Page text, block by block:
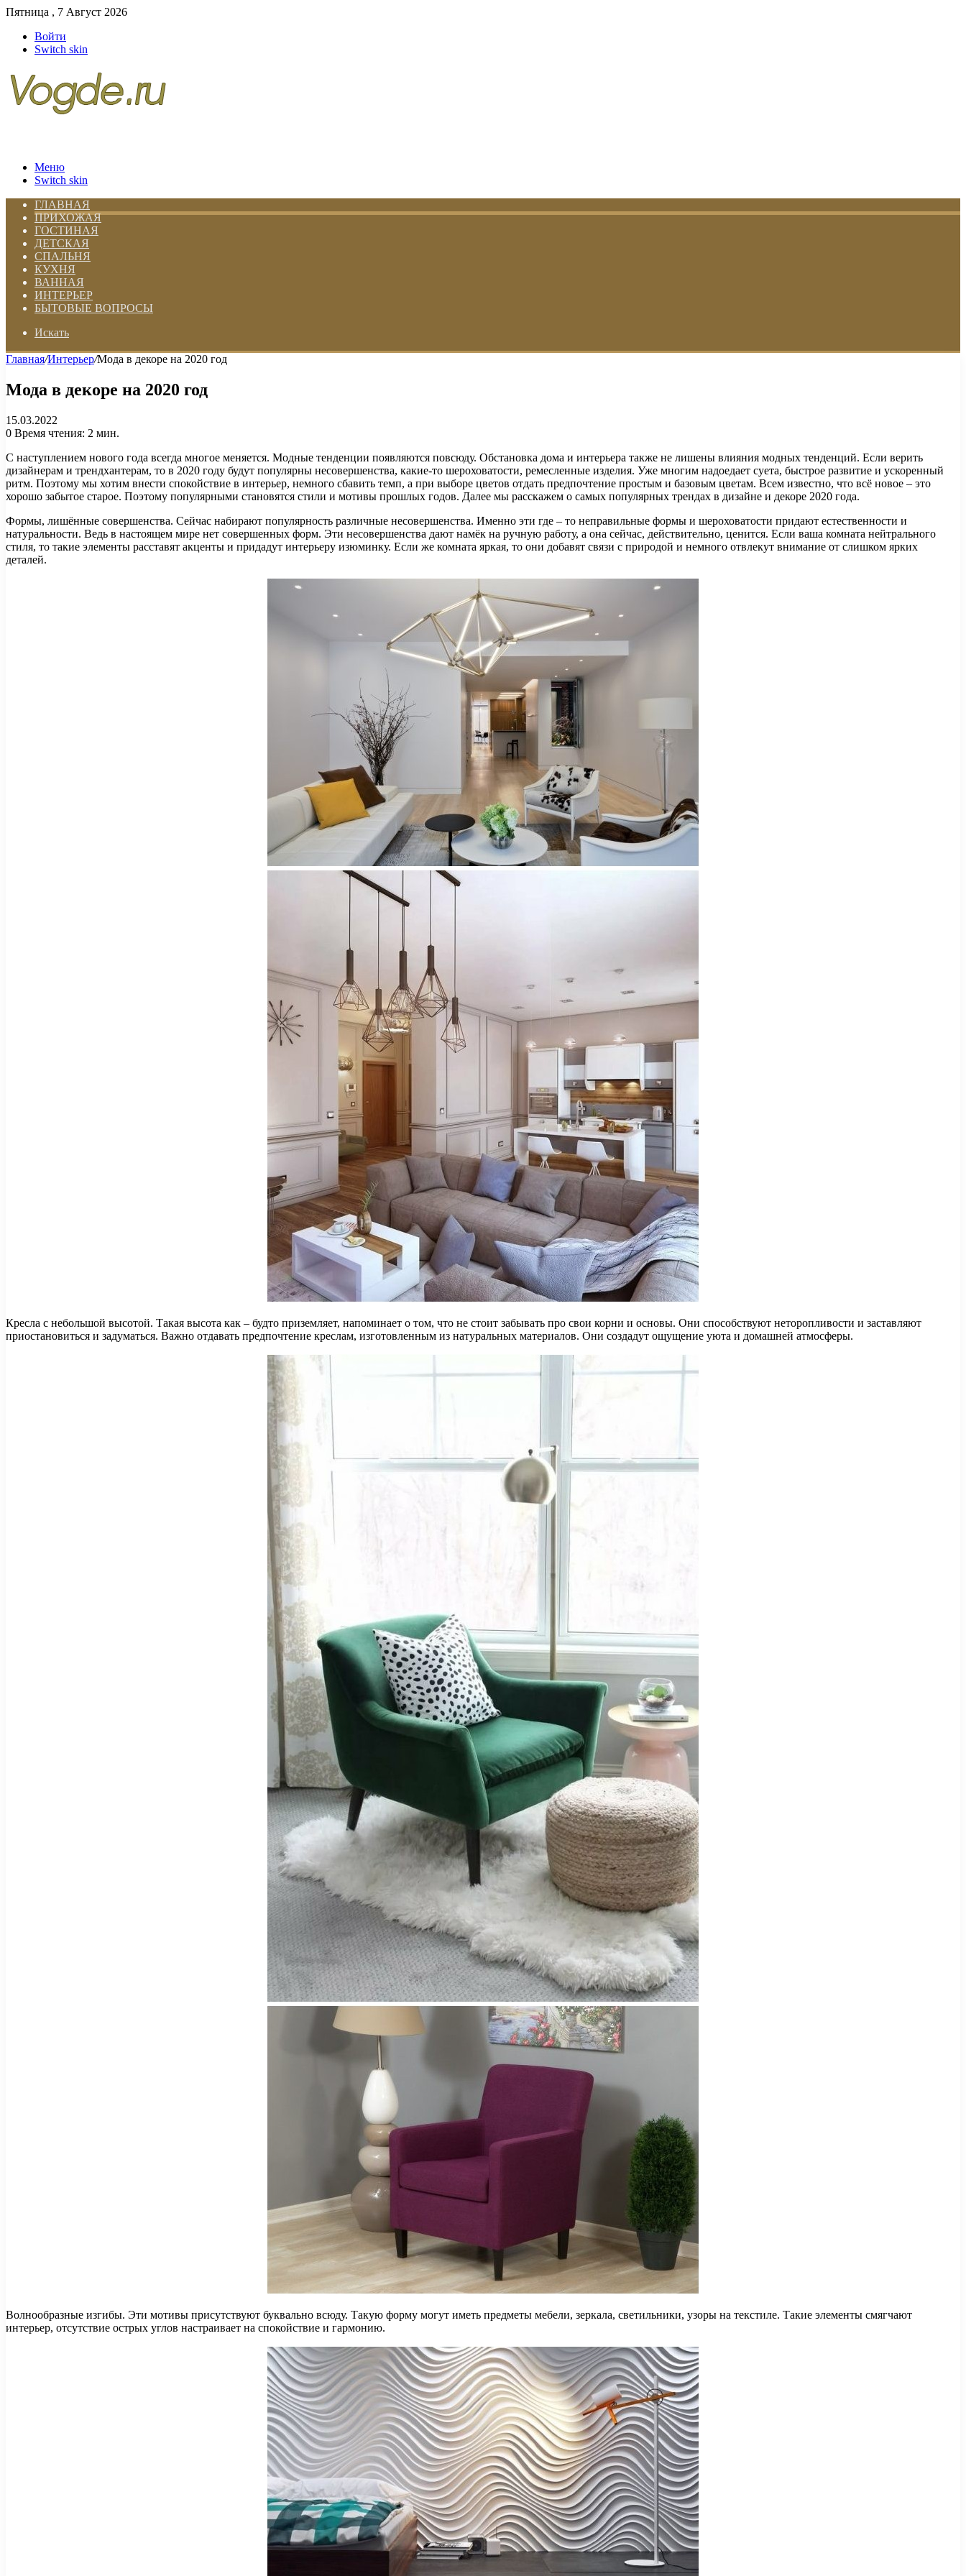
Пятница , 7 Август 2026
Войти
Switch skin
Меню
Switch skin
ГЛАВНАЯ
ПРИХОЖАЯ
ГОСТИНАЯ
ДЕТСКАЯ
СПАЛЬНЯ
КУХНЯ
ВАННАЯ
ИНТЕРЬЕР
БЫТОВЫЕ ВОПРОСЫ
Искать
Главная/Интерьер/Мода в декоре на 2020 год
Мода в декоре на 2020 год
15.03.2022
0 Время чтения: 2 мин.
С наступлением нового года всегда многое меняется. Модные тенденции появляются повсюду. Обстановка дома и интерьера также не лишены влияния модных тенденций. Если верить
дизайнерам и трендхантерам, то в 2020 году будут популярны несовершенства, какие-то шероховатости, ремесленные изделия. Уже многим надоедает суета, быстрое развитие и ускоренный
ритм. Поэтому мы хотим внести спокойствие в интерьер, немного сбавить темп, а при выборе цветов отдать предпочтение простым и базовым цветам. Всем известно, что всё новое – это
хорошо забытое старое. Поэтому популярными становятся стили и мотивы прошлых годов. Далее мы расскажем о самых популярных трендах в дизайне и декоре 2020 года.
Формы, лишённые совершенства. Сейчас набирают популярность различные несовершенства. Именно эти где – то неправильные формы и шероховатости придают естественности и
натуральности. Ведь в настоящем мире нет совершенных форм. Эти несовершенства дают намёк на ручную работу, а она сейчас, действительно, ценится. Если ваша комната нейтрального
стиля, то такие элементы расставят акценты и придадут интерьеру изюминку. Если же комната яркая, то они добавят связи с природой и немного отвлекут внимание от слишком ярких
деталей.
Кресла с небольшой высотой. Такая высота как – будто приземляет, напоминает о том, что не стоит забывать про свои корни и основы. Они способствуют неторопливости и заставляют
приостановиться и задуматься. Важно отдавать предпочтение креслам, изготовленным из натуральных материалов. Они создадут ощущение уюта и домашней атмосферы.
Волнообразные изгибы. Эти мотивы присутствуют буквально всюду. Такую форму могут иметь предметы мебели, зеркала, светильники, узоры на текстиле. Такие элементы смягчают
интерьер, отсутствие острых углов настраивает на спокойствие и гармонию.